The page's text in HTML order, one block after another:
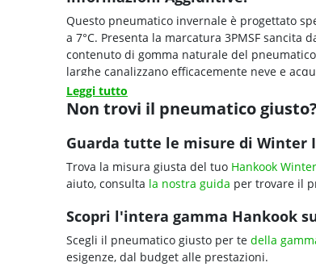
Questo pneumatico invernale è progettato
a 7°C. Presenta la marcatura 3PMSF
contenuto di gomma naturale del
larghe canalizzano efficacemente neve e
Leggi tutto
Non trovi il pneumatico giusto?
Guarda tutte le misure di Winter
Trova la misura giusta del tuo Hankook
aiuto, consulta la nostra guida per trovare il
Scopri l'intera gamma Hankook
Scegli il pneumatico giusto per te della
esigenze, dal budget alle prestazioni.